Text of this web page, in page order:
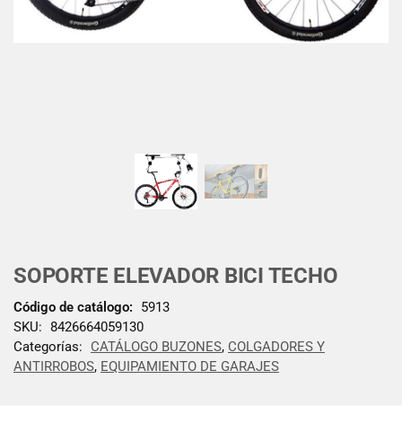
SOPORTE ELEVADOR BICI TECHO
Código de catálogo:
5913
SKU: 8426664059130
Categorías:
CATÁLOGO BUZONES, COLGADORES Y
ANTIRROBOS, EQUIPAMIENTO DE GARAJES